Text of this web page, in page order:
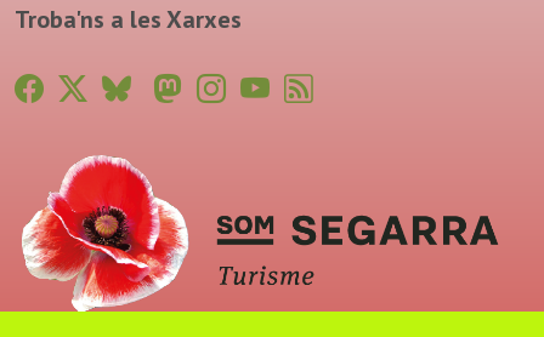
Troba'ns a les Xarxes